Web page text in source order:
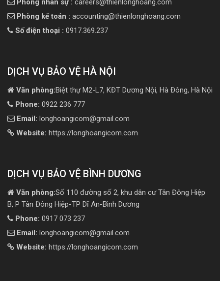
Phòng nhân sự : careers@thienlonghoang.com
Phòng kế toán : accounting@thienlonghoang.com
Số điện thoại : 0917.369.237
DỊCH VỤ BẢO VỆ HÀ NỘI
Văn phòng:Biệt thự M2-L7, KĐT Dương Nội, Hà Đông, Hà Nội
Phone: 0922 236 777
Email: longhoangicom@gmail.com
Website: https://longhoangicom.com
DỊCH VỤ BẢO VỆ BÌNH DƯƠNG
Văn phòng:Số 110 đường số 2, khu dân cư Tân Đông Hiệp
B, P Tân Đông Hiệp-TP Dĩ An-Bình Dương
Phone: 0917 073 237
Email: longhoangicom@gmail.com
Website: https://longhoangicom.com